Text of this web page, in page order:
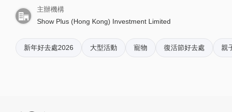
物。重點推介包括由絢麗紅金色光影組成的「魔幻楓林
國」。訪客穿梭於各個主題國度,發掘意想不到的驚喜,在
整個體驗的重頭戲,是全球最高的光影聖誕樹「Festilumi
震撼人心的沉浸式燈光音樂匯演的中心,維港兩岸均可欣賞
6. 如何賺取及使用 01 積分？
於「01空間」購票，每消費$1即可賺取1「01積分」。揀
再玩！
主辦機構
Show Plus (Hong Kong) Investment Limited
新年好去處2026 大型活動 寵物 復活節好去處 親